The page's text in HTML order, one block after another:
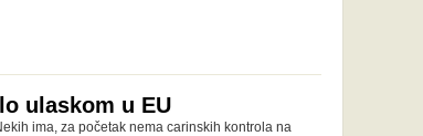
ulaskom u EU
ima, za početak nema carinskih kontrola na